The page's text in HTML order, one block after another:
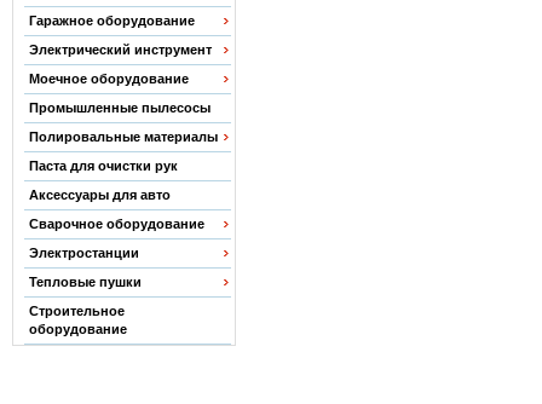
Гаражное оборудование
Электрический инструмент
Моечное оборудование
Промышленные пылесосы
Полировальные материалы
Паста для очистки рук
Аксессуары для авто
Сварочное оборудование
Электростанции
Тепловые пушки
Строительное
оборудование